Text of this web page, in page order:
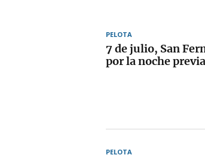
PELOTA
7 de julio, San
por la noche
PELOTA